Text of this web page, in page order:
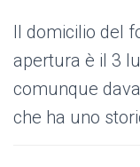
Il domicilio del
apertura è il 3
comunque
che ha uno